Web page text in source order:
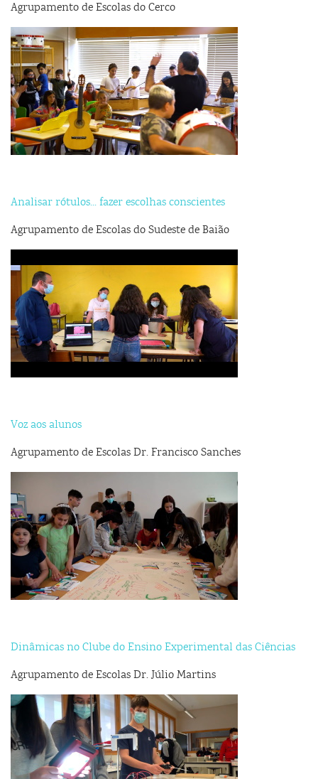
Agrupamento de Escolas do Cerco
Analisar rótulos... fazer escolhas conscientes
Agrupamento de Escolas do Sudeste de Baião
Voz aos alunos
Agrupamento de Escolas Dr. Francisco Sanches
Dinâmicas no Clube do Ensino Experimental das Ciências
Agrupamento de Escolas Dr. Júlio Martins